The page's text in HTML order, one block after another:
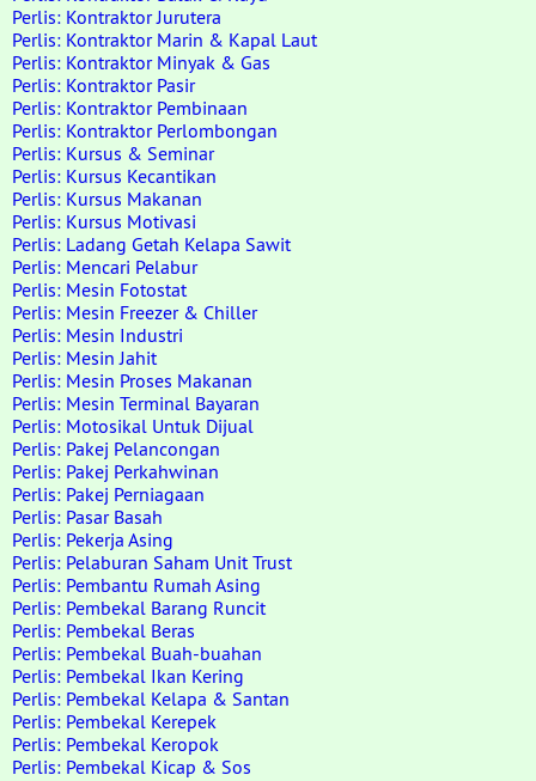
Perlis: Kontraktor Jurutera
Perlis: Kontraktor Marin & Kapal Laut
Perlis: Kontraktor Minyak & Gas
Perlis: Kontraktor Pasir
Perlis: Kontraktor Pembinaan
Perlis: Kontraktor Perlombongan
Perlis: Kursus & Seminar
Perlis: Kursus Kecantikan
Perlis: Kursus Makanan
Perlis: Kursus Motivasi
Perlis: Ladang Getah Kelapa Sawit
Perlis: Mencari Pelabur
Perlis: Mesin Fotostat
Perlis: Mesin Freezer & Chiller
Perlis: Mesin Industri
Perlis: Mesin Jahit
Perlis: Mesin Proses Makanan
Perlis: Mesin Terminal Bayaran
Perlis: Motosikal Untuk Dijual
Perlis: Pakej Pelancongan
Perlis: Pakej Perkahwinan
Perlis: Pakej Perniagaan
Perlis: Pasar Basah
Perlis: Pekerja Asing
Perlis: Pelaburan Saham Unit Trust
Perlis: Pembantu Rumah Asing
Perlis: Pembekal Barang Runcit
Perlis: Pembekal Beras
Perlis: Pembekal Buah-buahan
Perlis: Pembekal Ikan Kering
Perlis: Pembekal Kelapa & Santan
Perlis: Pembekal Kerepek
Perlis: Pembekal Keropok
Perlis: Pembekal Kicap & Sos